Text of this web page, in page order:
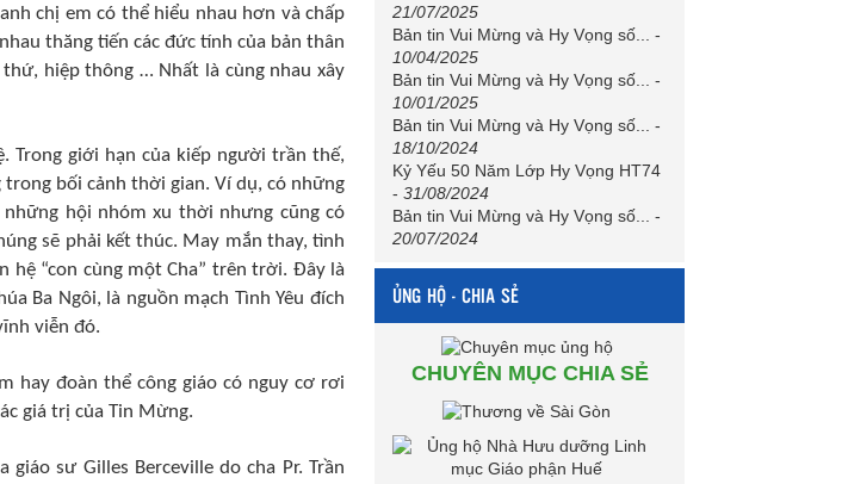
chị em có thể hiểu nhau hơn và chấp
thăng tiến các đức tính của bản thân
hiệp thông … Nhất là cùng nhau xây
Trong giới hạn của kiếp người trần thế,
bối cảnh thời gian. Ví dụ, có những
hội nhóm xu thời nhưng cũng có
sẽ phải kết thúc. May mắn thay, tình
“con cùng một Cha” trên trời. Đây là
Ba Ngôi, là nguồn mạch Tình Yêu đích
viễn đó.
hay đoàn thể công giáo có nguy cơ rơi
giá trị của Tin Mừng.
giáo sư Gilles Berceville do cha Pr. Trần
21/07/2025
Bản tin Vui Mừng và Hy Vọng số...
-
10/04/2025
Bản tin Vui Mừng và Hy Vọng số...
-
10/01/2025
Bản tin Vui Mừng và Hy Vọng số...
-
18/10/2024
Kỷ Yếu 50 Năm Lớp Hy Vọng HT74
- 31/08/2024
Bản tin Vui Mừng và Hy Vọng số...
-
20/07/2024
ỦNG HỘ - CHIA SẺ
CHUYÊN MỤC CHIA SẺ